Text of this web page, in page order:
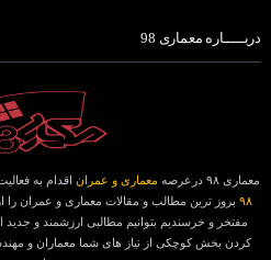
دربـــــاره معماری 98
معماری ۹۸ درعرصه معماری و عمران اقدام به
۹۸ بروز ترین مطالب و مقالات معماری و عمران را
مفتخر و خرسندیم بتوانیم مطالبی ارزشمند و
کردن بخش کوچکی از نیاز های شما معماران و